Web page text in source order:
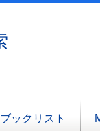
ブックリスト